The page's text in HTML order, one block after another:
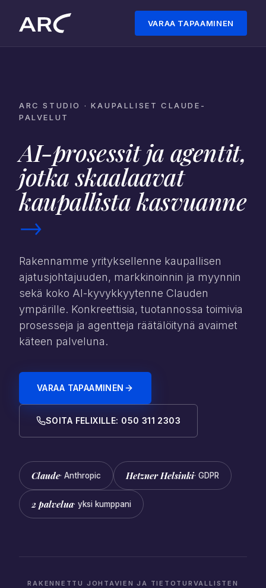
VARAA TAPAAMINEN
ARC STUDIO · KAUPALLISET CLAUDE-
PALVELUT
AI-prosessit ja agentit,
jotka skaalaavat
kaupallista kasvuanne
→
Rakennamme yrityksellenne kaupallisen
ajatusjohtajuuden, markkinoinnin ja myynnin
sekä koko AI-kyvykkyytenne Clauden
ympärille. Konkreettisia, tuotannossa toimivia
prosesseja ja agentteja räätälöitynä avaimet
käteen palveluna.
VARAA TAPAAMINEN
SOITA FELIXILLE: 050 311 2303
Claude· Anthropic Hetzner Helsinki· GDPR
2 palvelua· yksi kumppani
RAKENNETTU JOHTAVIEN JA TIETOTURVALLISTEN